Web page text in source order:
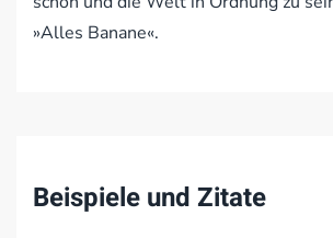
»Alles Banane«.
Beispiele und Zitate